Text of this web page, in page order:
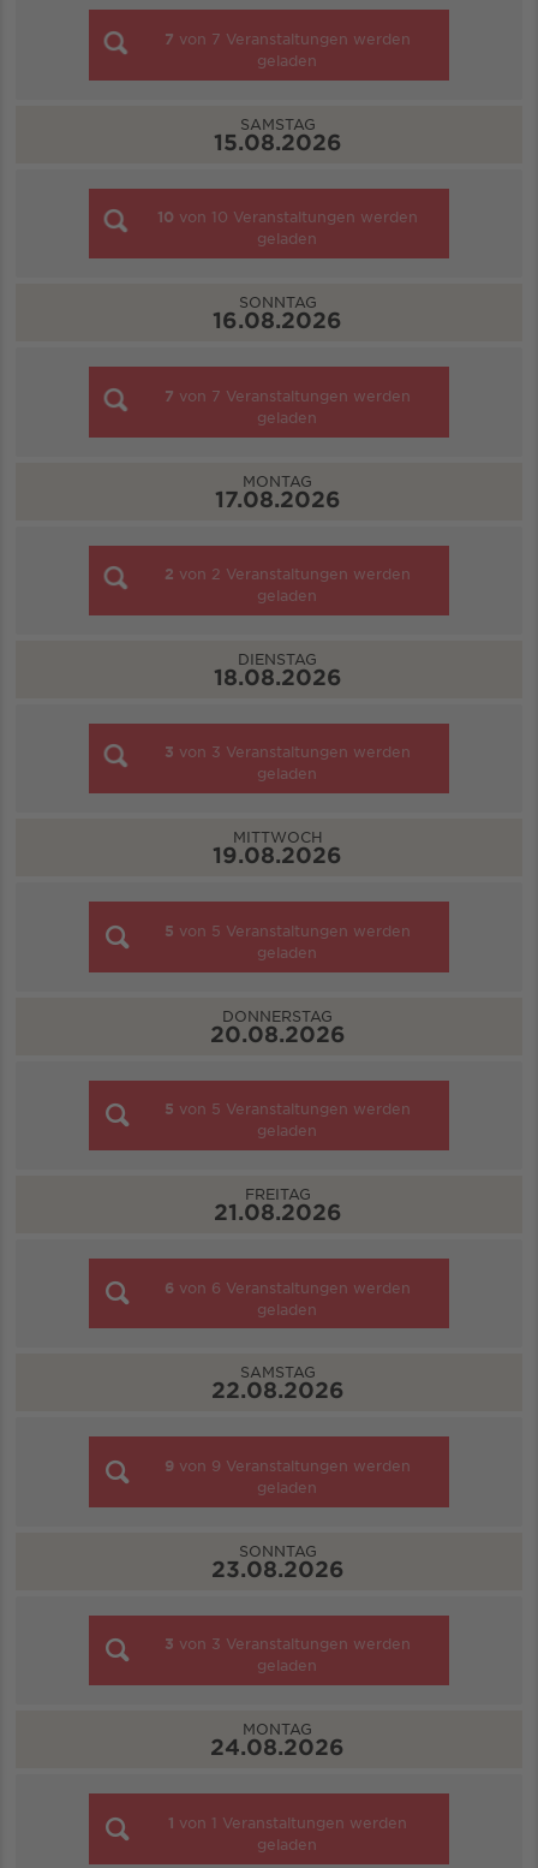
7 von 7 Veranstaltungen werden
geladen
SAMSTAG
15.08.2026
10 von 10 Veranstaltungen werden
geladen
SONNTAG
16.08.2026
7 von 7 Veranstaltungen werden
geladen
MONTAG
17.08.2026
2 von 2 Veranstaltungen werden
geladen
DIENSTAG
18.08.2026
3 von 3 Veranstaltungen werden
geladen
MITTWOCH
19.08.2026
5 von 5 Veranstaltungen werden
geladen
DONNERSTAG
20.08.2026
5 von 5 Veranstaltungen werden
geladen
FREITAG
21.08.2026
6 von 6 Veranstaltungen werden
geladen
SAMSTAG
22.08.2026
9 von 9 Veranstaltungen werden
geladen
SONNTAG
23.08.2026
3 von 3 Veranstaltungen werden
geladen
MONTAG
24.08.2026
1 von 1 Veranstaltungen werden
geladen